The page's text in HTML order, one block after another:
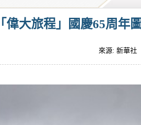
「偉大旅程」國慶65周
來源: 新華